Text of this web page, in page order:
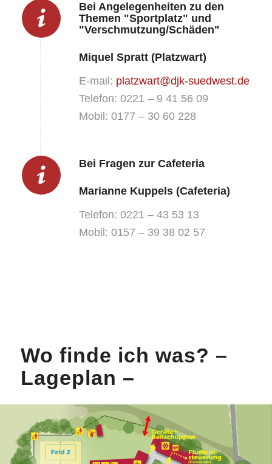
Bei Angelegenheiten zu den
Themen "Sportplatz" und
"Verschmutzung/Schäden"
Miquel Spratt (Platzwart)
E-mail: platzwart@djk-suedwest.de
Telefon: 0221 – 9 41 56 09
Mobil: 0177 – 30 60 228
Bei Fragen zur Cafeteria
Marianne Kuppels (Cafeteria)
Telefon: 0221 – 43 53 13
Mobil: 0157 – 39 38 02 57
Wo finde ich was? –
Lageplan –